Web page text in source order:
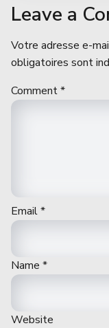
Leave a
Votre adresse e-
obligatoires sont
Comment*
Email*
Name *
Website